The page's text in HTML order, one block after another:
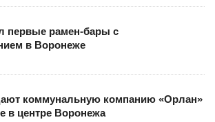
первые рамен-бары с
в Воронеже
коммунальную компанию «Орлан»
в центре Воронежа